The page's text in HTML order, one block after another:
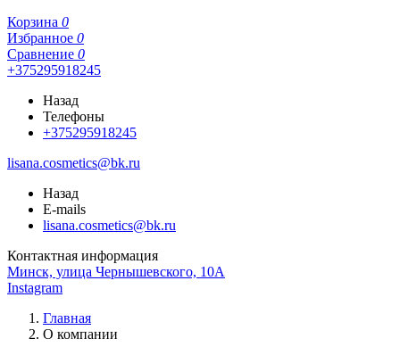
Корзина 0
Избранное 0
Сравнение 0
+375295918245
Назад
Телефоны
+375295918245
lisana.cosmetics@bk.ru
Назад
E-mails
lisana.cosmetics@bk.ru
Контактная информация
Минск, улица Чернышевского, 10А
Instagram
Главная
О компании